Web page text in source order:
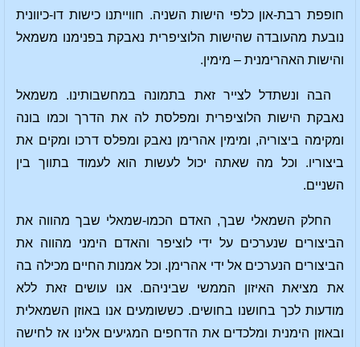
חופפת רבת-און כלפי הישות השניה. חווייתנו כישות דו-כיוונית
נובעת מהעובדה שהישות הלוציפרית נאבקת בפנימנו משמאל
והישות האהרימנית – מימין.
הבה ונשתדל לצייר זאת בתמונה במחשבותינו. משמאל
נאבקת הישות הלוציפרית ומפלסת לה את הדרך וכמו בונה
ומקימה ביצוריה, ומימין אהרימן נאבק ומפלס דרכו ומקים את
ביצוריו. וכל מה שאתה יכול לעשות הוא לעמוד בתווך בין
השניים.
החלק השמאלי שבך, האדם הכמו-שמאלי שבך מהווה את
הביצורים שנערכים על ידי לוציפר והאדם הימני מהווה את
הביצורים הנערכים אל ידי אהרימן. וכל אמנות החיים מכילה בה
את מציאת האיזון הממשי שביניהם. אנו עושים זאת ללא
מודעות לכך בחושנו בחושים. כששומעים אנו באוזן השמאלית
ובאוזן הימנית ומלכדים את הדחפים המגיעים אלינו אז לחישה